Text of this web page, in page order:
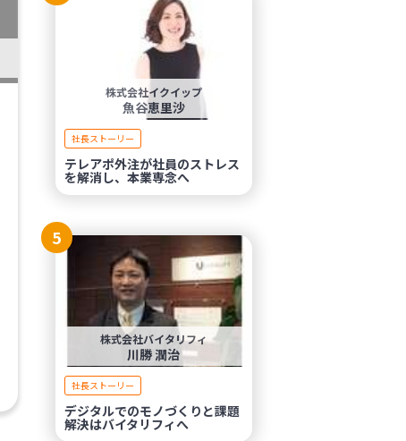
株式会社イクイップ
魚谷恵里沙
社長ストーリー
テレアポ外注が社員のストレス
を解消し、本業専念へ
5
株式会社バイタリフィ
川勝 潤治
社長ストーリー
デジタルでのモノづくりと課題
解決はバイタリフィへ